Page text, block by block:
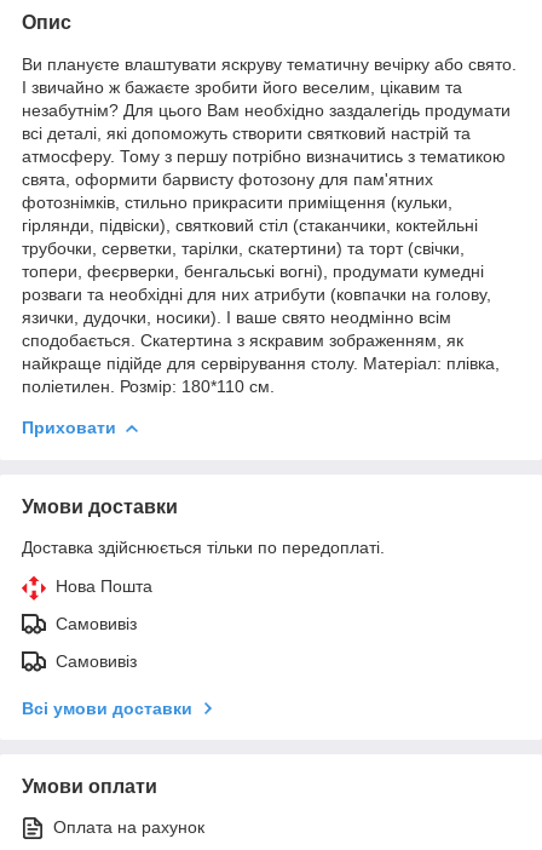
Опис
Ви плануєте влаштувати яскруву тематичну вечірку або свято.
І звичайно ж бажаєте зробити його веселим, цікавим та
незабутнім? Для цього Вам необхідно заздалегідь продумати
всі деталі, які допоможуть створити святковий настрій та
атмосферу. Тому з першу потрібно визначитись з тематикою
свята, оформити барвисту фотозону для пам'ятних
фотознімків, стильно прикрасити приміщення (кульки,
гірлянди, підвіски), святковий стіл (стаканчики, коктейльні
трубочки, серветки, тарілки, скатертини) та торт (свічки,
топери, феєрверки, бенгальські вогні), продумати кумедні
розваги та необхідні для них атрибути (ковпачки на голову,
язички, дудочки, носики). І ваше свято неодмінно всім
сподобається. Скатертина з яскравим зображенням, як
найкраще підійде для сервірування столу. Матеріал: плівка,
поліетилен. Розмір: 180*110 см.
Приховати
Умови доставки
Доставка здійснюється тільки по передоплаті.
Нова Пошта
Самовивіз
Самовивіз
Всі умови доставки
Умови оплати
Оплата на рахунок